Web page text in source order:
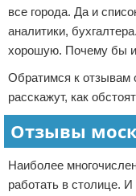
все города. Да и
аналитики,
хорошую. Почему бы и
Обратимся к отзывам
расскажут, как
Отзывы
Наиболее
работать в столице.